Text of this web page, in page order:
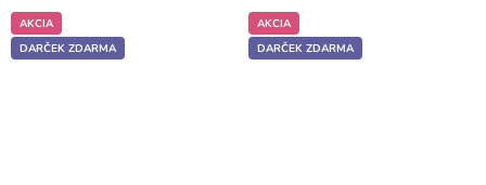
AKCIA
DARČEK ZDARMA
AKCIA
DARČEK ZDARMA